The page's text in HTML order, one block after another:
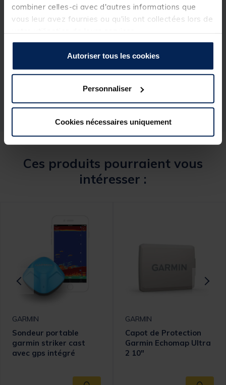
combiner celles-ci avec d'autres informations que
vous leur avez fournies ou qu'ils ont collectées lors de
Autoriser tous les cookies
Personnaliser
Cookies nécessaires uniquement
Spécifications
Réf.
157498-1
GARMIN
Ces produits pourraient vous
intéresser :
GARMIN
Sondeur portable
garmin striker cast
avec gps intégré
GARMIN
Capot de Protection
Garmin Echomap Ultra
2 10"